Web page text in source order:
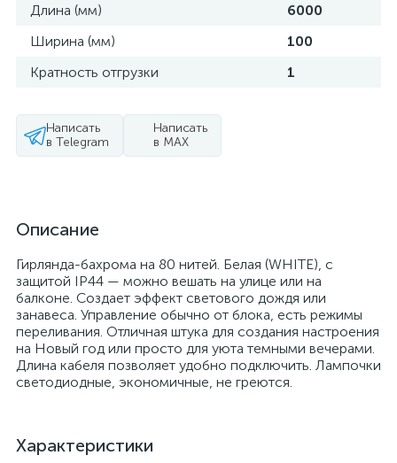
Длина (мм)
6000
Ширина (мм)
100
Кратность отгрузки
1
Написать
в Telegram
Написать
в MAX
Описание
Гирлянда-бахрома на 80 нитей. Белая (WHITE), с
защитой IP44 — можно вешать на улице или на
балконе. Создает эффект светового дождя или
занавеса. Управление обычно от блока, есть режимы
переливания. Отличная штука для создания настроения
на Новый год или просто для уюта темными вечерами.
Длина кабеля позволяет удобно подключить. Лампочки
светодиодные, экономичные, не греются.
Характеристики